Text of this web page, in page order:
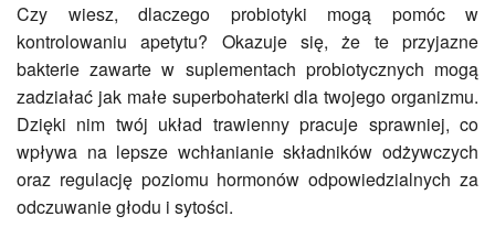
Czy wiesz, dlaczego probiotyki mogą pomóc w
kontrolowaniu apetytu? Okazuje się, że te przyjazne
bakterie zawarte w suplementach probiotycznych mogą
zadziałać jak małe superbohaterki dla twojego organizmu.
Dzięki nim twój układ trawienny pracuje sprawniej, co
wpływa na lepsze wchłanianie składników odżywczych
oraz regulację poziomu hormonów odpowiedzialnych za
odczuwanie głodu i sytości.